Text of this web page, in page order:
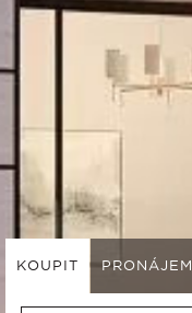
KOUPIT PRONÁJEM